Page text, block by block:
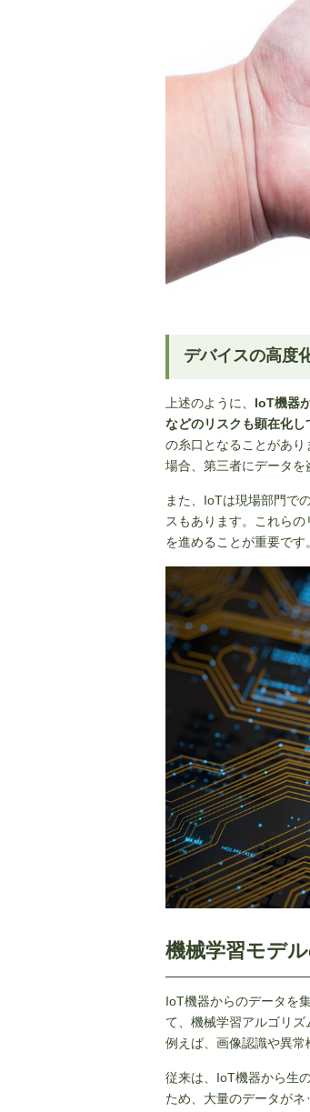
デバイスの高度
上述のように、 IoT機器
などのリスクも顕在化し
の糸口となることがあ
場合、第三者にデータを
また、IoTは現場部門で
スもあります。これら
を進めることが重要です。
機械学習モデ
IoT機器からのデータを
て、機械学習アルゴリ
例えば、画像認識や異常
従来は、IoT機器から生
ため、大量のデータがネ